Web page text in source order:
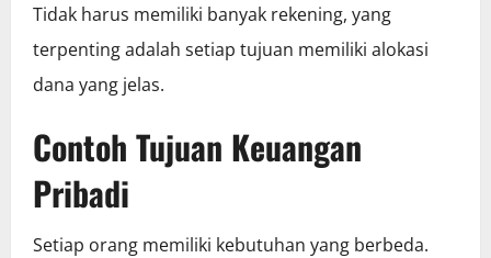
Tidak harus memiliki banyak rekening, yang
terpenting adalah setiap tujuan memiliki alokasi
dana yang jelas.
Contoh Tujuan Keuangan
Pribadi
Setiap orang memiliki kebutuhan yang berbeda.